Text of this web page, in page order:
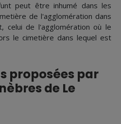
peut être inhumé dans les
de l'agglomération dans
celui de l'agglomération où le
le cimetière dans lequel est
proposées par
de Le